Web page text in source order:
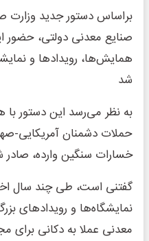
براساس دستور جدید
صنایع معدنی دولتی، حضور
همایش‌ها، رویدادها و
شد
به نظر می‌رسد این دستور
حملات دشمنان آمریکایی-
خسارات سنگین وارده،
گفتنی است، طی چند سال
نمایشگاه‌ها و رویدادهای
معدنی عملا به دکانی برای